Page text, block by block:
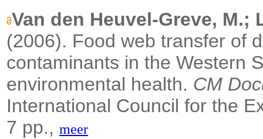
Van den Heuvel-Greve, M.;
(2006). Food web transfer of
contaminants in the Western
environmental health. CM
International Council for the
7 pp., meer